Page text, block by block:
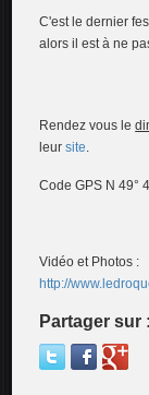
C'est le dernier
alors il est à ne
Rendez vous le
leursite.
Code GPS N 49°
Vidéo et Photos :
http://
Partager sur :